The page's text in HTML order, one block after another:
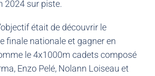
2024 sur piste.
était de découvrir le
finale nationale et gagner en
le 4x1000m cadets composé
Enzo Pelé, Nolann Loiseau et